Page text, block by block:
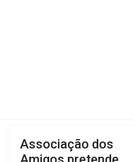
Associação dos